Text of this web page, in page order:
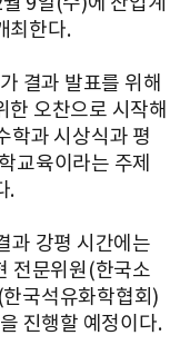
최한다.
결과 발표를 위해
한 오찬으로 시작해
학과 시상식과 평
교육이라는 주제
.
과 강평 시간에는
전문위원(한국소
국석유화학협회)
진행할 예정이다.